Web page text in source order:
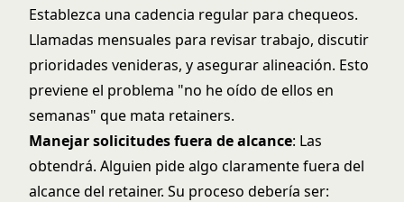
Establezca una cadencia regular para chequeos.
Llamadas mensuales para revisar trabajo, discutir
prioridades venideras, y asegurar alineación. Esto
previene el problema "no he oído de ellos en
semanas" que mata retainers.
Manejar solicitudes fuera de alcance: Las
obtendrá. Alguien pide algo claramente fuera del
alcance del retainer. Su proceso debería ser: